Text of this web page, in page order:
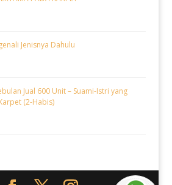
Jenisnya Dahulu
Jual 600 Unit – Suami-Istri yang
(2-Habis)